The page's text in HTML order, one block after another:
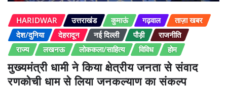
HARIDWAR उत्तराखंड कुमाऊं गढ़वाल
ताज़ा खबर
देश/दुनिया
देहरादून नई दिल्ली पौड़ी
राजनीति
राज्य
लखनऊ लोककला/साहित्य विविध होम
मुख्यमंत्री धामी ने किया क्षेत्रीय जनता से संवाद
रणकोची धाम से लिया जनकल्याण का संकल्प